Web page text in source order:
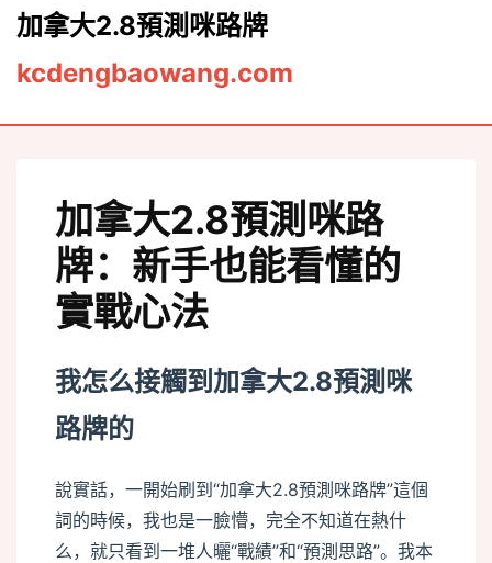
加拿大2.8預測咪路牌
kcdengbaowang.com
加拿大2.8預測咪路
牌：新手也能看懂的
實戰心法
我怎么接觸到加拿大2.8預測咪
路牌的
說實話，一開始刷到“加拿大2.8預測咪路牌”這個
詞的時候，我也是一臉懵，完全不知道在熱什
么，就只看到一堆人曬“戰績”和“預測思路”。我本